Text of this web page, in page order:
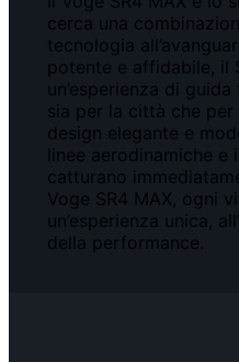
cerca una
tecnologia
potente e affidabile, il
un’esperienza di
sia per la città che
design elegante e
linee aerodinamiche e
catturano
Voge SR4 MAX, ogni
un’esperienza unica,
della performance.